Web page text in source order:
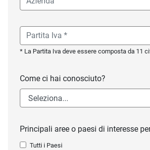
* La Partita Iva deve essere composta da 11
Come ci hai conosciuto?
Principali aree o paesi di interesse
Tutti i Paesi